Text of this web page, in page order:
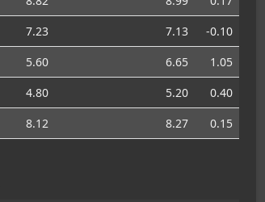
7.23 7.13
-0.10
5.60 6.65
1.05
4.80 5.20
0.40
8.12 8.27 0.15